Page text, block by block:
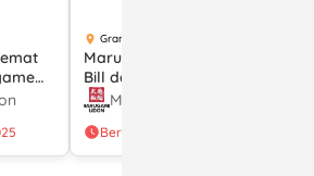
Grand Indonesia
Marugame 15% Off Total
Bill dengan Grab Dine Out
Marugame Udon
Berakhir 31 Dec 2025